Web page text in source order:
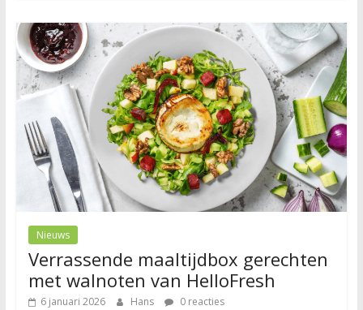
Nieuws
Verrassende maaltijdbox gerechten
met walnoten van HelloFresh
6 januari 2026 Hans 0 reacties